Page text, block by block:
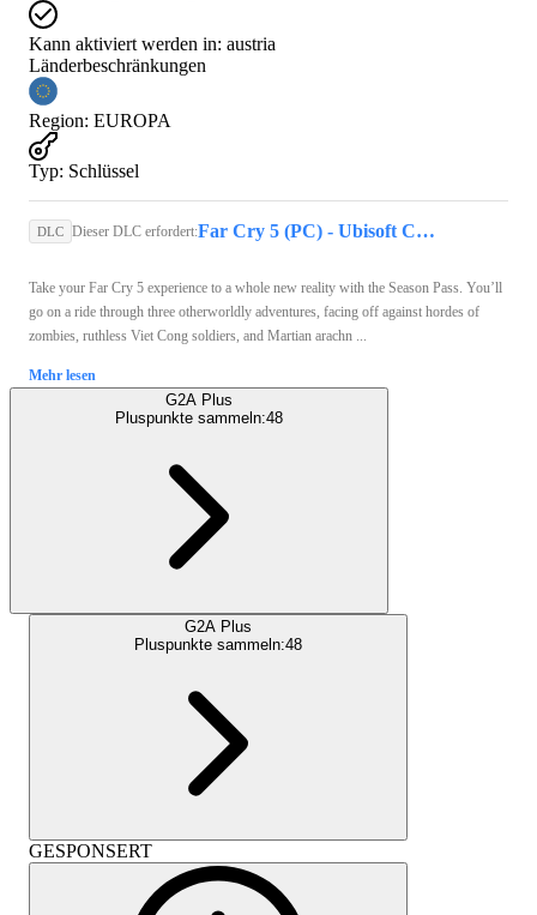
Kann aktiviert werden in: austria
Länderbeschränkungen
Region: EUROPA
Typ: Schlüssel
DLC Dieser DLC erfordert: Far Cry 5 (PC) - Ubisoft Connect Key - EUROPE
Take your Far Cry 5 experience to a whole new reality with the Season Pass. You’ll
go on a ride through three otherworldly adventures, facing off against hordes of
zombies, ruthless Viet Cong soldiers, and Martian arachn ...
Mehr lesen
G2A Plus
Pluspunkte sammeln:48
G2A Plus
Pluspunkte sammeln:48
GESPONSERT